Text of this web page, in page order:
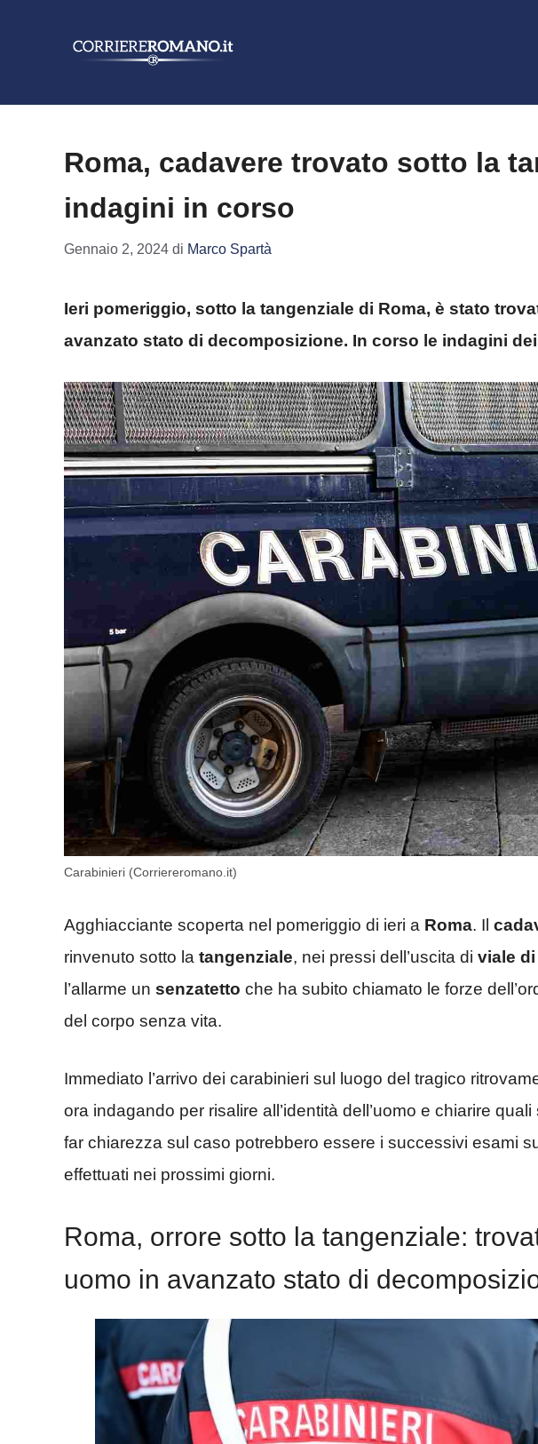
Roma, cadavere trovato sotto la
indagini in corso
Gennaio 2, 2024 di Marco Spartà
Ieri pomeriggio, sotto la tangenziale di Roma, è stato
avanzato stato di decomposizione. In corso le indagini
Carabinieri (Corriereromano.it)
Agghiacciante scoperta nel pomeriggio di ieri a Roma. Il
rinvenuto sotto la tangenziale, nei pressi dell’uscita di viale
l’allarme un senzatetto che ha subito chiamato le forze
del corpo senza vita.
Immediato l’arrivo dei carabinieri sul luogo del tragico
ora indagando per risalire all’identità dell’uomo e chiarire
far chiarezza sul caso potrebbero essere i successivi esami
effettuati nei prossimi giorni.
Roma, orrore sotto la tangenziale:
uomo in avanzato stato di